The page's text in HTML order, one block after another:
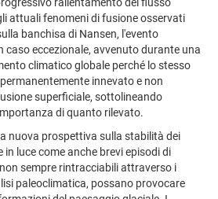
attuali fenomeni di fusione osservati
banchisa di Nansen, l'evento
caso eccezionale, avvenuto durante una
climatico globale perché lo stesso
innevato e non
superficiale, sottolineando
di quanto rilevato.
nuova prospettiva sulla stabilità dei
luce come anche brevi episodi di
sempre rintracciabili attraverso i
paleoclimatica, possano provocare